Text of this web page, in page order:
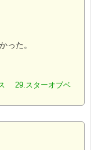
った。
29.スターオブベ